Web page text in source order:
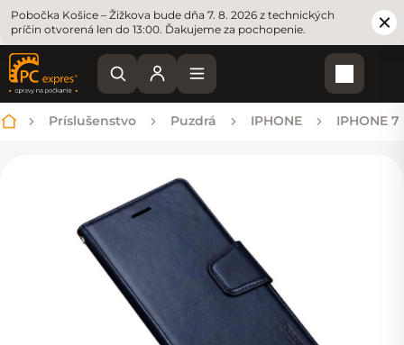
Pobočka Košice – Žižkova bude dňa 7. 8. 2026 z technických
príčin otvorená len do 13:00. Ďakujeme za pochopenie.
Domov
Príslušenstvo Puzdrá IPHONE IPHONE 7